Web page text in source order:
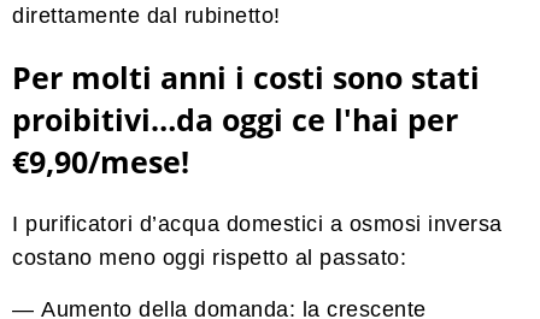
direttamente dal rubinetto!
Per molti anni i costi sono stati
proibitivi…da oggi ce l'hai per
€9,90/mese!
I purificatori d’acqua domestici a osmosi inversa
costano meno oggi rispetto al passato:
— Aumento della domanda: la crescente